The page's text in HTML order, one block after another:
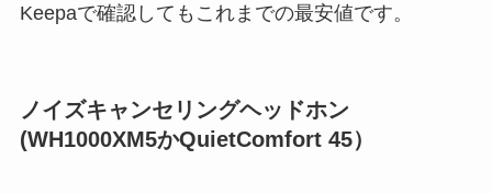
Keepaで確認してもこれまでの最安値です。
ノイズキャンセリングヘッドホン
(WH1000XM5かQuietComfort 45）